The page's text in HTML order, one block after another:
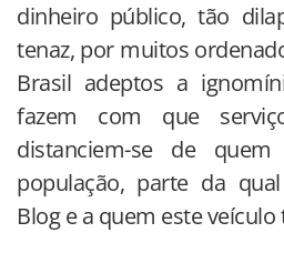
dinheiro público, tão
tenaz, por muitos
Brasil adeptos a
fazem com que
distanciem-se de
população, parte da
Blog e a quem este veículo